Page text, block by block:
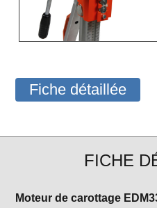
Fiche détaillée
FICHE
Moteur de carottage